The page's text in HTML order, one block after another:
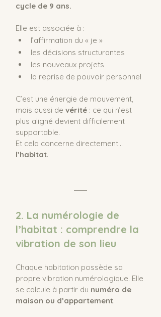
cycle de 9 ans.
Elle est associée à :
l’affirmation du « je »
les décisions structurantes
les nouveaux projets
la reprise de pouvoir personnel
C’est une énergie de mouvement,
mais aussi de vérité : ce qui n’est
plus aligné devient difficilement
supportable.
Et cela concerne directement…
l’habitat.
2. La numérologie de
l’habitat : comprendre la
vibration de son lieu
Chaque habitation possède sa
propre vibration numérologique. Elle
se calcule à partir du numéro de
maison ou d’appartement.